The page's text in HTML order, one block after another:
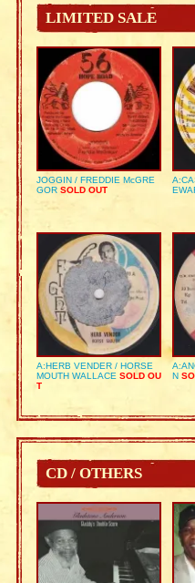
LIMITED SALE
JOGGIN / FREDDIE McGRE
GOR SOLD OUT
A:HERB VENDER / HORSE
MOUTH WALLACE SOLD OU
T
N
CD / OTHERS